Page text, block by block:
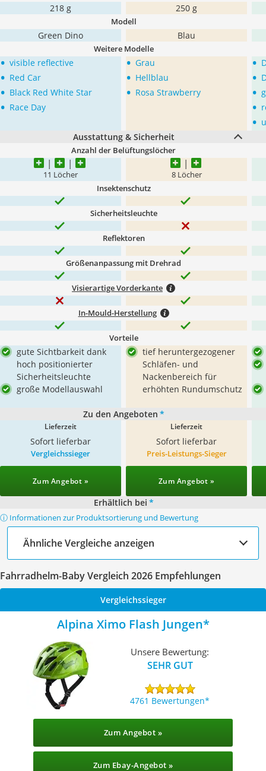
218 g 250 g
Modell
Green Dino Blau
Weitere Modelle
• visible reflective
• Red Car
• Black Red White Star
• Race Day
• Grau
• Hellblau
• Rosa Strawberry
•
•
•
•
•
Ausstattung & Sicherheit
Anzahl der Belüftungslöcher
11 Löcher 8 Löcher
Insektenschutz
Sicherheitsleuchte
Reflektoren
Größenanpassung mit Drehrad
Visierartige Vorderkante
In-Mould-Herstellung
Vorteile
gute Sichtbarkeit dank
hoch positionierter
Sicherheitsleuchte
große Modellauswahl
tief heruntergezogener
Schläfen- und
Nackenbereich für
erhöhten Rundumschutz
Zu den Angeboten *
Lieferzeit
Sofort lieferbar
Lieferzeit
Sofort lieferbar
Vergleichssieger
Zum Angebot »
Preis-Leistungs-Sieger
Zum Angebot »
Erhältlich bei *
ⓘ Informationen zur Produktsortierung und Bewertung
Ähnliche Vergleiche anzeigen
Fahrradhelm-Baby Vergleich 2026 Empfehlungen
Vergleichssieger
Alpina Ximo Flash Jungen
Unsere Bewertung:
SEHR GUT
4761 Bewertungen
Zum Angebot »
Zum Ebay-Angebot »